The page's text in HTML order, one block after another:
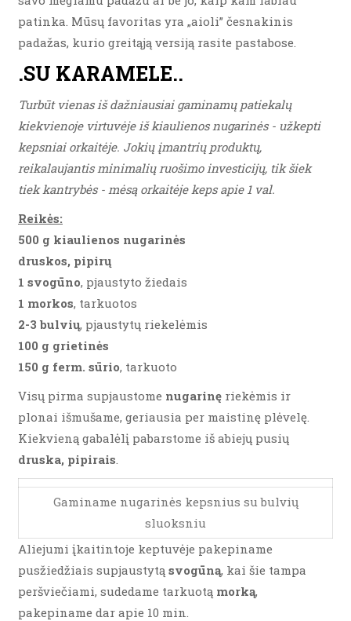
patinka. Mūsų favoritas yra „aioli” česnakinis
padažas, kurio greitąją versiją rasite pastabose.
.SU KARAMELE..
Turbūt vienas iš dažniausiai gaminamų patiekalų
kiekvienoje virtuvėje iš kiaulienos nugarinės - užkepti
kepsniai orkaitėje. Jokių įmantrių produktų,
reikalaujantis minimalių ruošimo investicijų, tik šiek
tiek kantrybės - mėsą orkaitėje keps apie 1 val.
Reikės:
500 g kiaulienos nugarinės
druskos, pipirų
1 svogūno, pjaustyto žiedais
1 morkos, tarkuotos
2-3 bulvių, pjaustytų riekelėmis
100 g grietinės
150 g ferm. sūrio, tarkuoto
Visų pirma supjaustome nugarinę riekėmis ir
plonai išmušame, geriausia per maistinę plėvelę.
Kiekvieną gabalėlį pabarstome iš abiejų pusių
druska, pipirais.
Gaminame nugarinės kepsnius su bulvių
sluoksniu
Aliejumi įkaitintoje keptuvėje pakepiname
pusžiedžiais supjaustytą svogūną, kai šie tampa
peršviečiami, sudedame tarkuotą morką,
pakepiname dar apie 10 min.